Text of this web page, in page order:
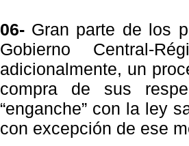
06-Gran parte de los
Gobierno Central-
adicionalmente, un
compra de sus
“enganche” con la ley
con excepción de ese